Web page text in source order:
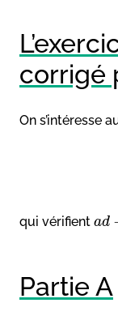
corrigé
On s’intéresse
qui vérifient ad
Partie A